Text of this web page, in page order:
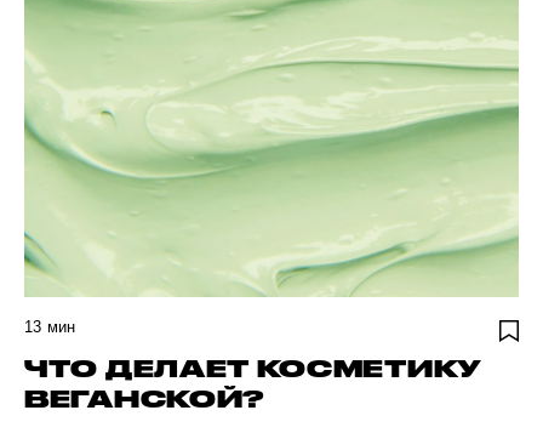
13 мин
ЧТО ДЕЛАЕТ КОСМЕТИКУ
ВЕГАНСКОЙ?